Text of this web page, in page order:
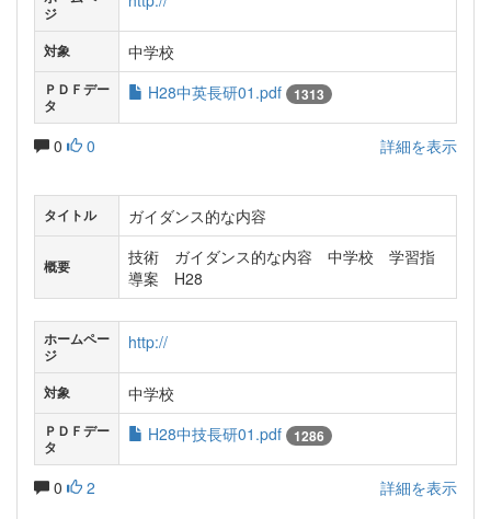
ジ
対象 中学校
ＰＤＦデー
タ
H28中英長研01.pdf 1313
0 0 詳細を表示
タイトル ガイダンス的な内容
概要
技術 ガイダンス的な内容 中学校 学習指
導案 H28
ホームペー
ジ
http://
対象 中学校
ＰＤＦデー
タ
H28中技長研01.pdf 1286
0 2 詳細を表示